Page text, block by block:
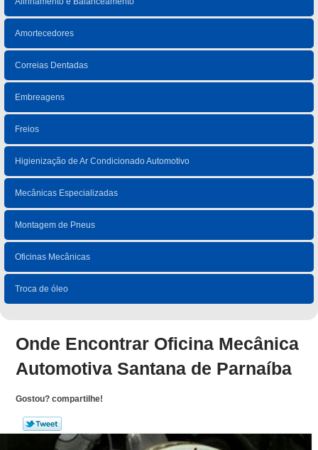
Amortecedores
Correias Dentadas
Embreagens
Freios
Higienização de Ar Condicionado Automotivo
Mecânicas Especializadas
Montagem de Pneus
Oficinas Mecânicas
Troca de óleo
Onde Encontrar Oficina Mecânica
Automotiva Santana de Parnaíba
Gostou? compartilhe!